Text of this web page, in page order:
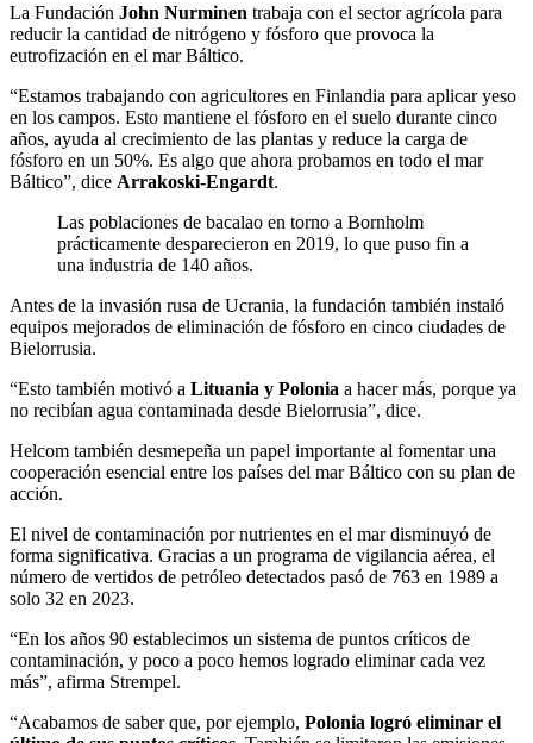
La Fundación John Nurminen trabaja con el sector agrícola para
reducir la cantidad de nitrógeno y fósforo que provoca la
eutrofización en el mar Báltico.
“Estamos trabajando con agricultores en Finlandia para aplicar yeso
en los campos. Esto mantiene el fósforo en el suelo durante cinco
años, ayuda al crecimiento de las plantas y reduce la carga de
fósforo en un 50%. Es algo que ahora probamos en todo el mar
Báltico”, dice Arrakoski-Engardt.
Las poblaciones de bacalao en torno a Bornholm
prácticamente desparecieron en 2019, lo que puso fin a
una industria de 140 años.
Antes de la invasión rusa de Ucrania, la fundación también instaló
equipos mejorados de eliminación de fósforo en cinco ciudades de
Bielorrusia.
“Esto también motivó a Lituania y Polonia a hacer más, porque ya
no recibían agua contaminada desde Bielorrusia”, dice.
Helcom también desmepeña un papel importante al fomentar una
cooperación esencial entre los países del mar Báltico con su plan de
acción.
El nivel de contaminación por nutrientes en el mar disminuyó de
forma significativa. Gracias a un programa de vigilancia aérea, el
número de vertidos de petróleo detectados pasó de 763 en 1989 a
solo 32 en 2023.
“En los años 90 establecimos un sistema de puntos críticos de
contaminación, y poco a poco hemos logrado eliminar cada vez
más”, afirma Strempel.
“Acabamos de saber que, por ejemplo, Polonia logró eliminar el